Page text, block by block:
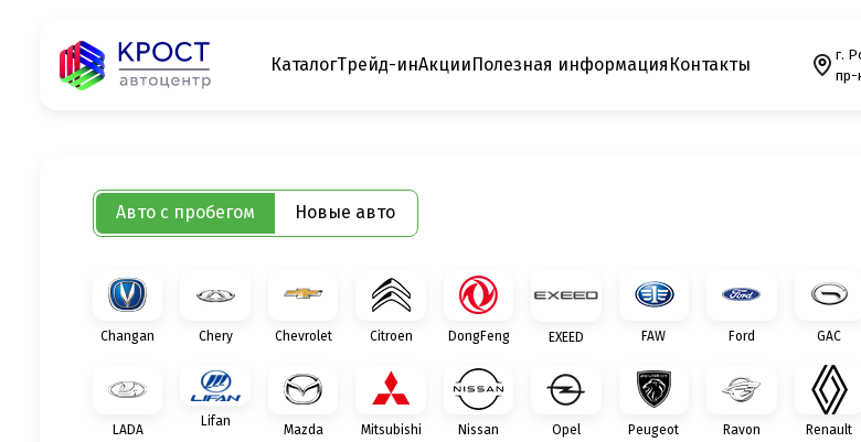
КаталогТрейд-инАкцииПолезная информация Контакты
г.
пр-
Авто с пробегом Новые авто
Changan Chery Chevrolet Citroen DongFeng EXEED FAW Ford GAC
LADA
Lifan
Mazda Mitsubishi Nissan Opel Peugeot Ravon Renault